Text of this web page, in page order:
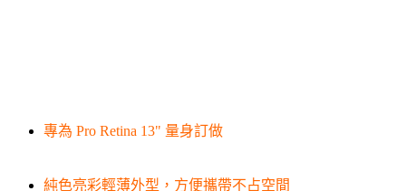
專為 Pro Retina 13" 量身訂做
純色亮彩輕薄外型，方便攜帶不占空間